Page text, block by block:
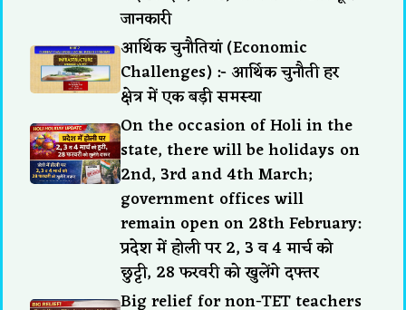
जानकारी
आर्थिक चुनौतियां (Economic
Challenges) :- आर्थिक चुनौती हर
क्षेत्र में एक बड़ी समस्या
On the occasion of Holi in the
state, there will be holidays on
2nd, 3rd and 4th March;
government offices will
remain open on 28th February:
प्रदेश में होली पर 2, 3 व 4 मार्च को
छुट्टी, 28 फरवरी को खुलेंगे दफ्तर
Big relief for non-TET teachers